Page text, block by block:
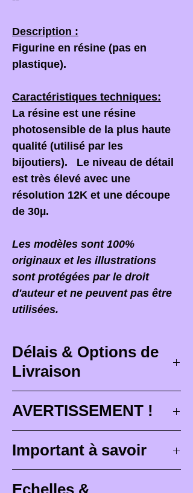
Description :
Figurine en résine (pas en
plastique).
Caractéristiques techniques:
La résine est une résine
photosensible de la plus haute
qualité (utilisé par les
bijoutiers). Le niveau de détail
est très élevé avec une
résolution 12K et une découpe
de 30µ.
Les modèles sont 100%
originaux et les illustrations
sont protégées par le droit
d'auteur et ne peuvent pas être
utilisées.
Délais & Options de
Livraison
Les délais de livraison
correspondent à des délais
maximum de conception (3 à 4
semaines ), de peinture pour les
AVERTISSEMENT !
commande,il est PRIMORDIAL
d'ouvrir votre colis devant le
facteur
ou le transporteur qui
Important à savoir